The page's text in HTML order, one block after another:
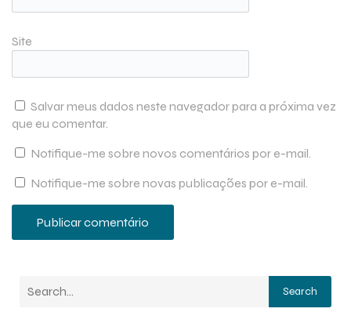
Site
Salvar meus dados neste navegador para a próxima vez
que eu comentar.
Notifique-me sobre novos comentários por e-mail.
Notifique-me sobre novas publicações por e-mail.
Search